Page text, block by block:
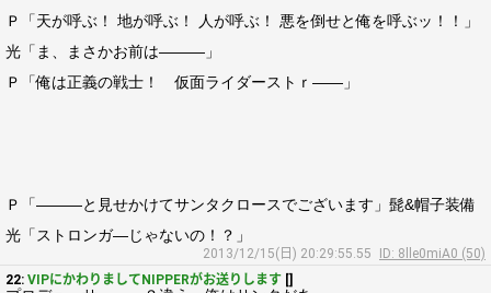
Ｐ「天が呼ぶ！ 地が呼ぶ！ 人が呼ぶ！ 悪を倒せと俺を呼ぶッ！！」
光「ま、まさかお前は―――」
Ｐ「俺は正義の戦士！ 仮面ライダーストｒ――」
Ｐ「―――と見せかけてサンタクロースでございます」髭&帽子装備
光「ストロンガ―じゃないの！？」
2013/12/15(日) 20:29:55.55
ID: 8lle0miA0 (50)
22: VIPにかわりましてNIPPERがお送りします []